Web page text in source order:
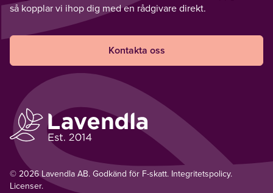
så kopplar vi ihop dig med en rådgivare direkt.
Kontakta oss
© 2026 Lavendla AB. Godkänd för F-skatt. Integritetspolicy.
Licenser.